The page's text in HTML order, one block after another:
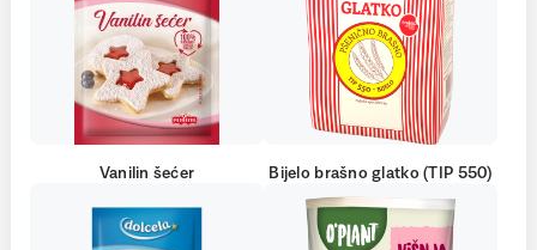
Vanilin šećer Bijelo brašno glatko (TIP 550)